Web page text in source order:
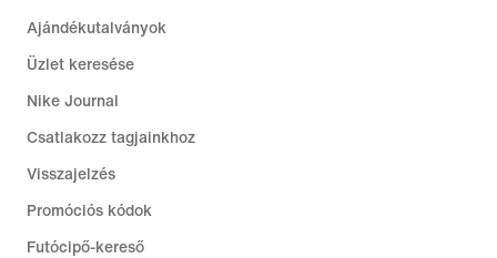
Ajándékutalványok
Üzlet keresése
Nike Journal
Csatlakozz tagjainkhoz
Visszajelzés
Promóciós kódok
Futócipő-kereső